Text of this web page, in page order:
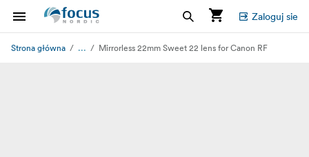
Zaloguj sie
Strona główna ... Mirrorless 22mm Sweet 22 lens for Canon RF